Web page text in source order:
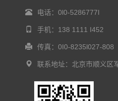
电话：0l0-5286777I
手机：138 1111 I452
传真：0I0-8235l027-808
联系地址：北京市顺义区